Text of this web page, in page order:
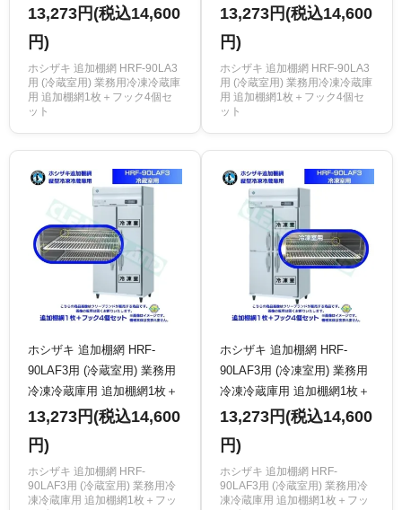
ック4個セット
13,273円(税込14,600
円)
ホシザキ 追加棚網 HRF-90LA3
用 (冷蔵室用) 業務用冷凍冷蔵庫
用 追加棚網1枚＋フック4個セ
ット
ック4個セット
13,273円(税込14,600
円)
ホシザキ 追加棚網 HRF-90LA3
用 (冷蔵室用) 業務用冷凍冷蔵庫
用 追加棚網1枚＋フック4個セ
ット
ホシザキ 追加棚網 HRF-
90LAF3用 (冷蔵室用) 業務用
冷凍冷蔵庫用 追加棚網1枚＋
フック4個セット
13,273円(税込14,600
円)
ホシザキ 追加棚網 HRF-
90LAF3用 (冷蔵室用) 業務用冷
凍冷蔵庫用 追加棚網1枚＋フッ
ホシザキ 追加棚網 HRF-
90LAF3用 (冷凍室用) 業務用
冷凍冷蔵庫用 追加棚網1枚＋
フック4個セット
13,273円(税込14,600
円)
ホシザキ 追加棚網 HRF-
90LAF3用 (冷蔵室用) 業務用冷
凍冷蔵庫用 追加棚網1枚＋フッ